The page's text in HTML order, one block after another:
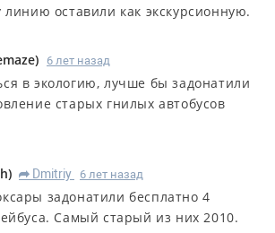
оставили как экскурсионную.
) 6 лет назад
в экологию, лучше бы задонатили
старых гнилых автобусов
) R Dmitriy 6 лет назад
задонатили бесплатно 4
Самый старый из них 2010.